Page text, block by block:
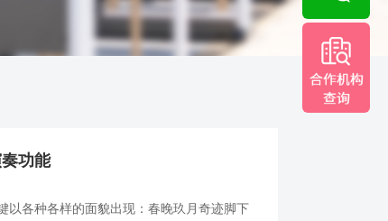
功能
以各种各样的面貌出现：春晚玖月奇迹脚下